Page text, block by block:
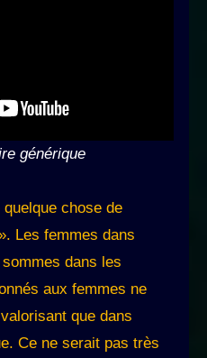
générique
chose de
Les femmes dans
dans les
aux femmes ne
que dans
Ce ne serait pas très